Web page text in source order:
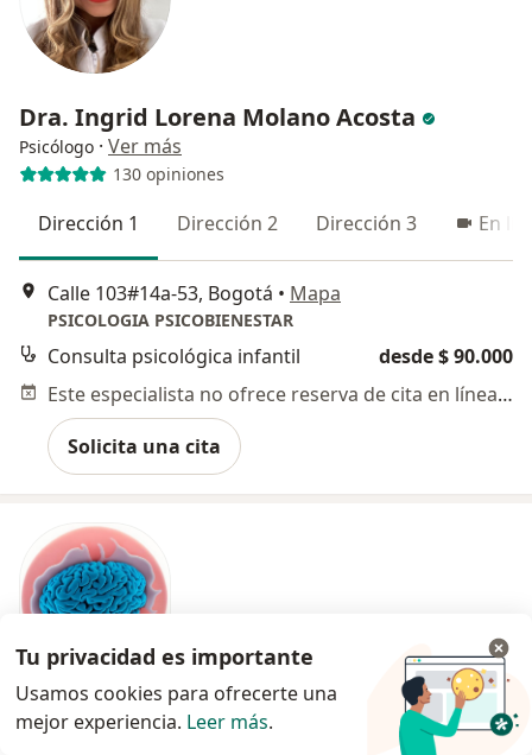
Dra. Ingrid Lorena Molano Acosta
Psicólogo · Ver más
130 opiniones
Dirección 1 Dirección 2 Dirección 3 En
Calle 103#14a-53, Bogotá • Mapa
PSICOLOGIA PSICOBIENESTAR
Consulta psicológica infantil
desde $ 90.000
Este especialista no ofrece reserva de cita en línea en esta dirección.
Solicita una cita
Flex Tu Mente Psicología SAS
Tu privacidad es importante
Usamos cookies para ofrecerte una
mejor experiencia. Leer más.